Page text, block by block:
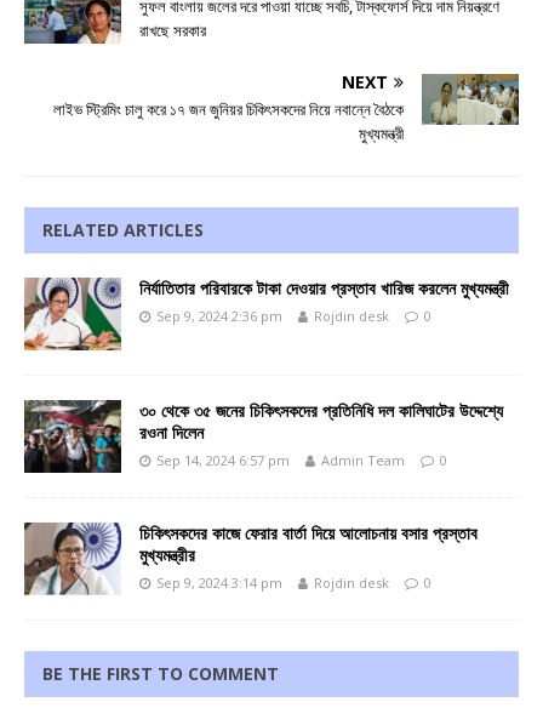
সুফল বাংলায় জলের দরে পাওয়া যাচ্ছে সবচি, টাস্কফোর্স দিয়ে দাম নিয়ন্ত্রণে
রাখছে সরকার
NEXT
লাইভ স্ট্রিমিং চালু করে ১৭ জন জুনিয়র চিকিৎসকদের নিয়ে নবান্নে বৈঠকে
মুখ্যমন্ত্রী
RELATED ARTICLES
নির্যাতিতার পরিবারকে টাকা দেওয়ার প্রস্তাব খারিজ করলেন মুখ্যমন্ত্রী
Sep 9, 2024 2:36 pm Rojdin desk 0
৩০ থেকে ৩৫ জনের চিকিৎসকদের প্রতিনিধি দল কালিঘাটের উদ্দেশ্যে
রওনা দিলেন
Sep 14, 2024 6:57 pm Admin Team 0
চিকিৎসকদের কাজে ফেরার বার্তা দিয়ে আলোচনায় বসার প্রস্তাব
মুখ্যমন্ত্রীর
Sep 9, 2024 3:14 pm Rojdin desk 0
BE THE FIRST TO COMMENT